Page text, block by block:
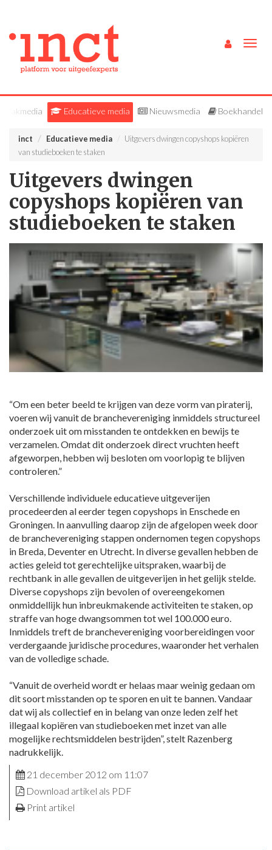
Vakmedia Educatieve media Nieuwsmedia Boekhandel
inct Educatieve media
Uitgevers dwingen copyshops kopiëren
van studieboeken te staken
Uitgevers dwingen
copyshops kopiëren van
studieboeken te staken
“Om een beter beeld te krijgen van deze vorm van piraterij,
voeren wij vanuit de branchevereniging inmiddels structureel
onderzoek uit om misstanden te ontdekken en bewijs te
verzamelen. Omdat dit onderzoek direct vruchten heeft
afgeworpen, hebben wij besloten om voorlopig te blijven
controleren.”
Verschillende individuele educatieve uitgeverijen
procedeerden al eerder tegen copyshops in Enschede en
Groningen. In aanvulling daarop zijn de afgelopen week door
de branchevereniging stappen ondernomen tegen copyshops
in Breda, Deventer en Utrecht. In diverse gevallen hebben de
acties geleid tot gerechtelijke uitspraken, waarbij de
rechtbank in alle gevallen de uitgeverijen in het gelijk stelde.
Diverse copyshops zijn bevolen of overeengekomen
onmiddellijk hun inbreukmakende activiteiten te staken, op
straffe van hoge dwangsommen tot wel 100.000 euro.
Inmiddels treft de branchevereniging voorbereidingen voor
verdergaande juridische procedures, waaronder het verhalen
van de volledige schade.
“Vanuit de overheid wordt er helaas maar weinig gedaan om
dit soort misstanden op te sporen en uit te bannen. Vandaar
dat wij als collectief en in belang van onze leden zelf het
illegaal kopiëren van studieboeken met inzet van alle
mogelijke rechtsmiddelen bestrijden”, stelt Razenberg
nadrukkelijk.
21 december 2012 om 11:07
Download artikel als PDF
Print artikel